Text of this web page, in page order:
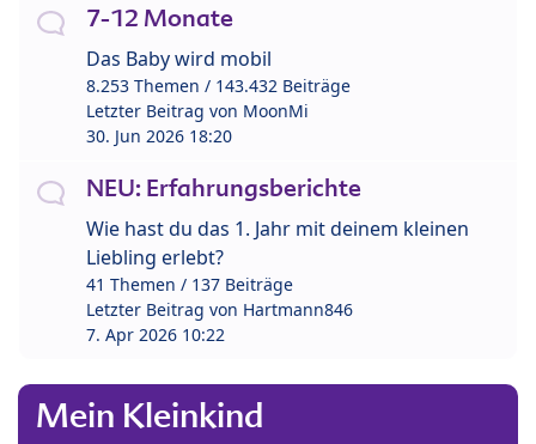
7-12 Monate
Das Baby wird mobil
8.253 Themen / 143.432 Beiträge
Letzter Beitrag von MoonMi
30. Jun 2026 18:20
NEU: Erfahrungsberichte
Wie hast du das 1. Jahr mit deinem kleinen
Liebling erlebt?
41 Themen / 137 Beiträge
Letzter Beitrag von Hartmann846
7. Apr 2026 10:22
Mein Kleinkind